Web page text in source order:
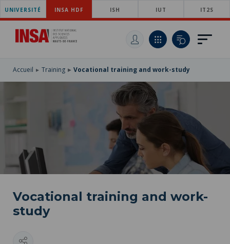
SKIP
TO
MAIN
NAVIGATION
SKIP
MAIN
SKIP
UNIVERSITÉ INSA HDF ISH IUT IT2S
Accueil Training Vocational training and work-study
Vocational training and work-
study